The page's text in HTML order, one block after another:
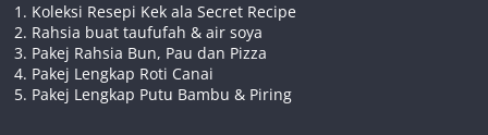
1. Koleksi Resepi Kek ala Secret Recipe
2. Rahsia buat taufufah & air soya
3. Pakej Rahsia Bun, Pau dan Pizza
4. Pakej Lengkap Roti Canai
5. Pakej Lengkap Putu Bambu & Piring